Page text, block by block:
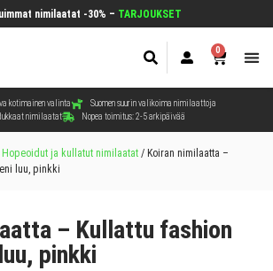
nimilaatat -30% – TARJOUKSET
0
kotimainen valinta
Suomen suurin valikoima nimilaattoja
nimilaatat
Nopea toimitus: 2-5 arkipäivää
Hopeoidut ja kullatut nimilaatat / Koiran nimilaatta –
luu, pinkki
– Kullattu fashion
pinkki